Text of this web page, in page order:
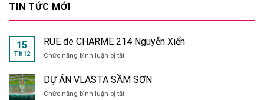
TIN TỨC MỚI
15
Th12
RUE de CHARME 214 Nguyễn Xiển
Chức năng bình luận bị tắtở
de
CHARME
214
DỰ ÁN VLASTA SẦM SƠN
Chức năng bình luận bị tắtở